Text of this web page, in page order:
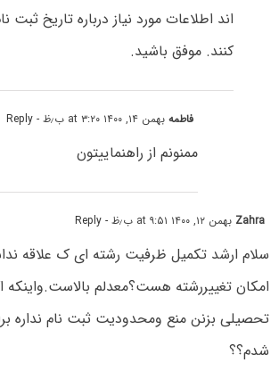
اند اطلاعات مورد نیاز درباره تاریخ ثبت
کنند. موفق باشید.
فاطمهبهمن ۱۴, ۱۴۰۰ at ۳:۲۰ ب٫ظ - Reply
ممنونم از راهنماییتون
Zahra بهمن ۱۲, ۱۴۰۰ at ۹:۵۱ ب٫ظ - Reply
سلام ارشد تکمیل ظرفیت رشته ای ک علاقه
امکان تغییررشته هست؟معدلم بالاست.واینکه
تحصیلی بزنن منع ومحدودیت ثبت نام نداره
شدم؟؟